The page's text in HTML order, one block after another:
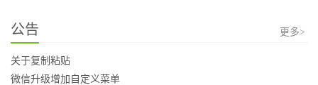
公告 更多>
关于复制粘贴
微信升级增加自定义菜单